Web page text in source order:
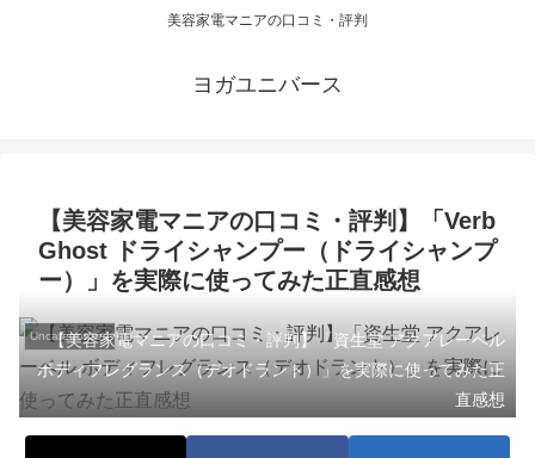
美容家電マニアの口コミ・評判
ヨガユニバース
【美容家電マニアの口コミ・評判】「Verb
Ghost ドライシャンプー（ドライシャンプ
ー）」を実際に使ってみた正直感想
Uncategorized
【美容家電マニアの口コミ・評判】「資生堂 アクアレーベル
ボディフレグランス（デオドラント）」を実際に使ってみた正
直感想